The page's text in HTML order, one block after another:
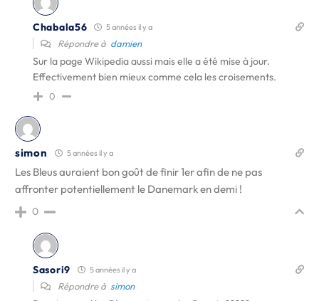
Chabala56 5 années il y a
Répondre à damien
Sur la page Wikipedia aussi mais elle a été mise à jour.
Effectivement bien mieux comme cela les croisements.
0
simon 5 années il y a
Les Bleus auraient bon goût de finir 1er afin de ne pas
affronter potentiellement le Danemark en demi !
0
Sasori9 5 années il y a
Répondre à simon